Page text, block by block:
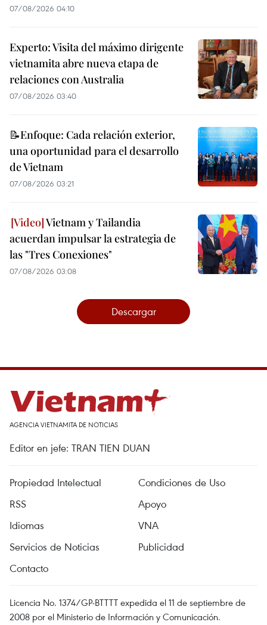
07/08/2026 04:10
Experto: Visita del máximo dirigente
vietnamita abre nueva etapa de
relaciones con Australia
07/08/2026 03:40
📝Enfoque: Cada relación exterior,
una oportunidad para el desarrollo
de Vietnam
07/08/2026 03:21
Vietnam y Tailandia
acuerdan impulsar la estrategia de
las "Tres Conexiones"
07/08/2026 03:08
Descargar
AGENCIA VIETNAMITA DE NOTICIAS
Editor en jefe: TRAN TIEN DUAN
Propiedad Intelectual
Condiciones de Uso
RSS
Apoyo
Idiomas
VNA
Servicios de Noticias
Publicidad
Contacto
Licencia No. 1374/GP-BTTTT expedida el 11 de septiembre de
2008 por el Ministerio de Información y Comunicación.